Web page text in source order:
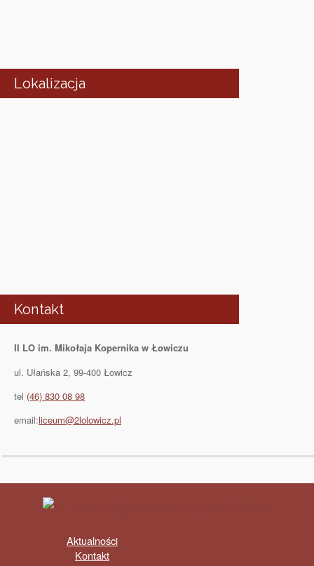
Lokalizacja
Kontakt
II LO im. Mikołaja Kopernika w Łowiczu
ul. Ułańska 2, 99-400 Łowicz
tel (46) 830 08 98
email:liceum@2lolowicz.pl
Aktualności
Kontakt